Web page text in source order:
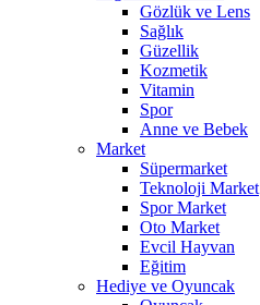
Gözlük ve Lens
Sağlık
Güzellik
Kozmetik
Vitamin
Spor
Anne ve Bebek
Market
Süpermarket
Teknoloji Market
Spor Market
Oto Market
Evcil Hayvan
Eğitim
Hediye ve Oyuncak